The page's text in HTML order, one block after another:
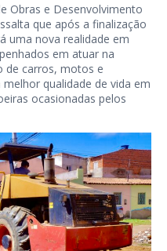
Obras e Desenvolvimento
que após a finalização
uma nova realidade em
em atuar na
de carros, motos e
qualidade de vida em
ocasionadas pelos